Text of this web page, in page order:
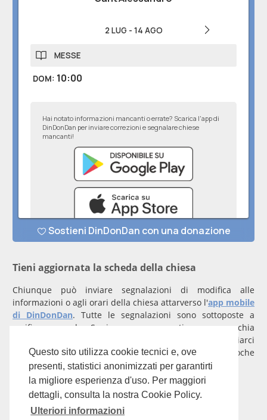
Questo sito utilizza cookie tecnici e, ove
presenti, statistici anonimizzati per garantirti
la migliore esperienza d'uso. Per maggiori
dettagli, consulta la nostra Cookie Policy.
Ulteriori informazioni
Tieni aggiornata la scheda della chiesa
Chiunque può inviare segnalazioni di modifica alle
informazioni o agli orari della chiesa attarverso l'app mobile
di DinDonDan. Tutte le segnalazioni sono sottoposte a
verifica manuale. Se invece rappresenti una parrocchia
con un account verificato per inviarci
comunicazioni prioritarie che saranno gestite entro poche
Per qualunque domanda scrivi ainfo@dindondan.app